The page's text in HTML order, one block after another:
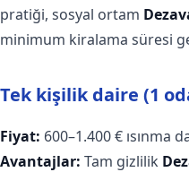
pratiği, sosyal ortam
minimum kiralama süresi
Tek kişilik daire (1
Fiyat: 600–1.400 € ısınma
Avantajlar: Tam gizlilik